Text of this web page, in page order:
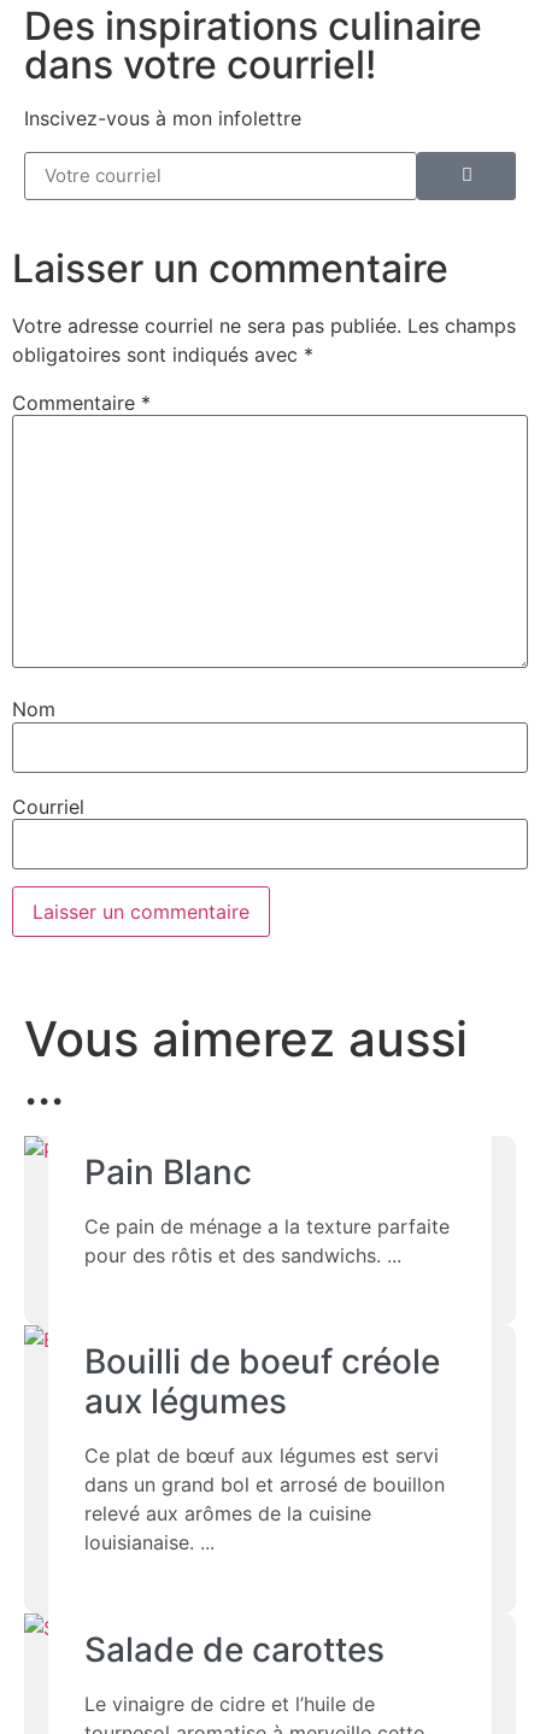
Des inspirations culinaire
dans votre courriel!
Inscivez-vous à mon infolettre
Laisser un commentaire
Votre adresse courriel ne sera pas publiée. Les champs
obligatoires sont indiqués avec *
Commentaire *
Nom
Courriel
Vous aimerez aussi
...
Pain Blanc
Ce pain de ménage a la texture parfaite
pour des rôtis et des sandwichs.
Bouilli de boeuf créole
aux légumes
Ce plat de bœuf aux légumes est servi
dans un grand bol et arrosé de bouillon
relevé aux arômes de la cuisine
louisianaise.
Salade de carottes
Le vinaigre de cidre et l’huile de